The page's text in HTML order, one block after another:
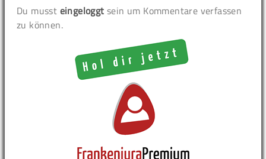
Du musst eingeloggt sein um Kommentare verfassen
zu können.